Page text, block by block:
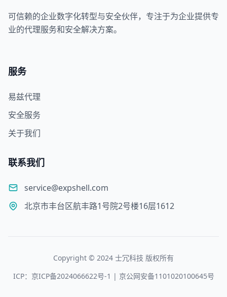
可信赖的企业数字化转型与安全伙伴，专注于为企业提供专
业的代理服务和安全解决方案。
服务
易兹代理
安全服务
关于我们
联系我们
service@expshell.com
北京市丰台区航丰路1号院2号楼16层1612
Copyright © 2024 士冗科技 版权所有
ICP：京ICP备2024066622号-1 | 京公网安备1101020100645号